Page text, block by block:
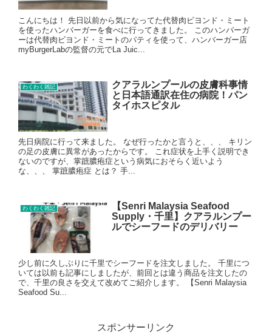
こんにちは！ 先日以前から気になってた代替肉ビヨンド・ミート
を使ったハンバーガーを食べに行ってきました。 このハンバーガ
ーは代替肉ビヨンド・ミートのパティを使って、ハンバーガー店
myBurgerLabの監督の元でLa Juic...
わくわく雑記
クアラルンプールの皮膚科事情
と日本語通訳在住の病院！パン
タイホスピタル
先日病院に行って来ました。 なぜ行ったかと言うと、、、 キリン
の足の皮膚に異常があったからです。 これ症状を上手く説明でき
ないのですが、掌蹠膿疱症という病気におそらく近いよう
な、、、 掌蹠膿疱症 とは？ 手...
わくわく雑記
【Senri Malaysia Seafood
Supply・千里】クアラルンプー
ルでシーフードのデリバリー
少し前に久しぶりに千里でシーフードを注文しました。 千里につ
いては以前も記事にしましたが、前回とは違う商品を注文したの
で、千里の良さを交えて改めてご紹介します。 【Senri Malaysia
Seafood Su...
スポンサーリンク